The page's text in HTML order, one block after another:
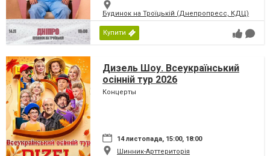
Будинок на Троїцькій (Днепропресс, КДЦ)
Купити
Дизель Шоу. Всеукраїнський
осінній тур 2026
Концерты
14 листопада, 15:00, 18:00
Шинник-Арттериторія